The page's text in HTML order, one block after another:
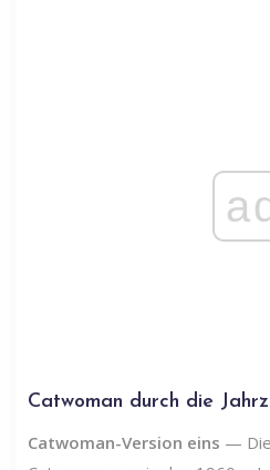
Catwoman durch die
Catwoman-Version eins —